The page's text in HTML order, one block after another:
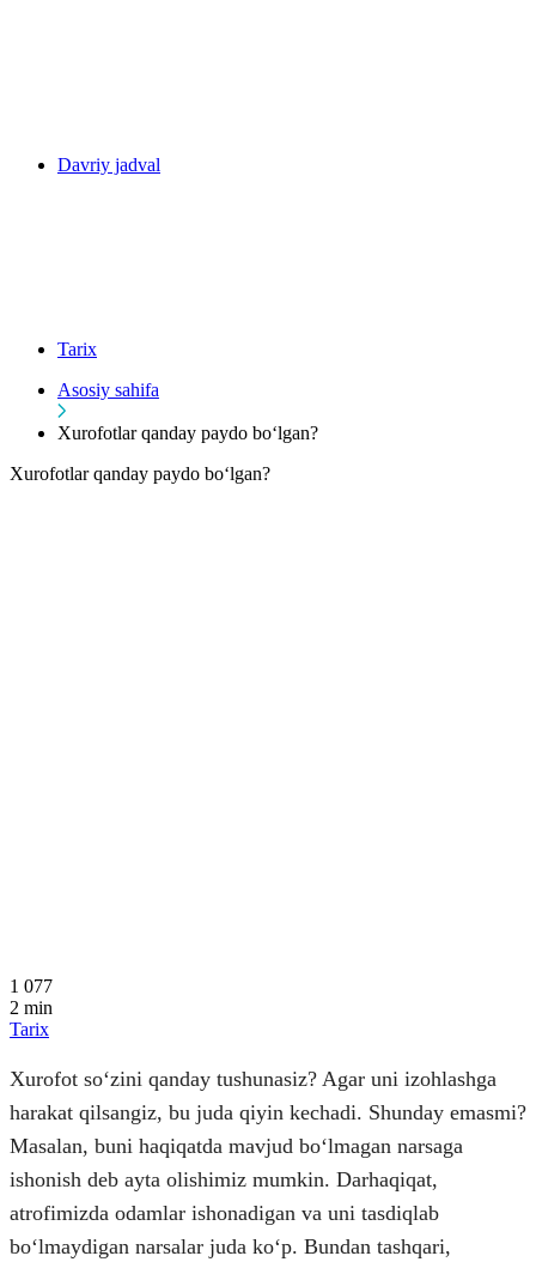
Davriy jadval
Tarix
Asosiy sahifa
Xurofotlar qanday paydo bo‘lgan?
Xurofotlar qanday paydo bo‘lgan?
1 077
2 min
Tarix
Xurofot soʻzini qanday tushunasiz? Agar uni izohlashga
harakat qilsangiz, bu juda qiyin kechadi. Shunday emasmi?
Masalan, buni haqiqatda mavjud boʻlmagan narsaga
ishonish deb ayta olishimiz mumkin. Darhaqiqat,
atrofimizda odamlar ishonadigan va uni tasdiqlab
boʻlmaydigan narsalar juda koʻp. Bundan tashqari,